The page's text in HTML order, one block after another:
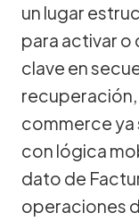
un lugar
para activar o
clave en
commerce ya
con lógica
dato de
operaciones